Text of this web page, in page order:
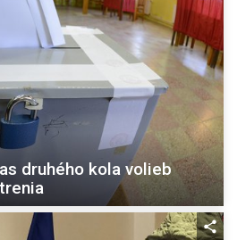
druhého kola volieb